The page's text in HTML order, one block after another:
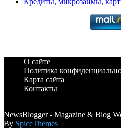
Кредиты, микрозаймы,
О сайте
Политика
Карта сайта
Контакты
NewsBlogger - Magazine & Blog
By SpiceThemes